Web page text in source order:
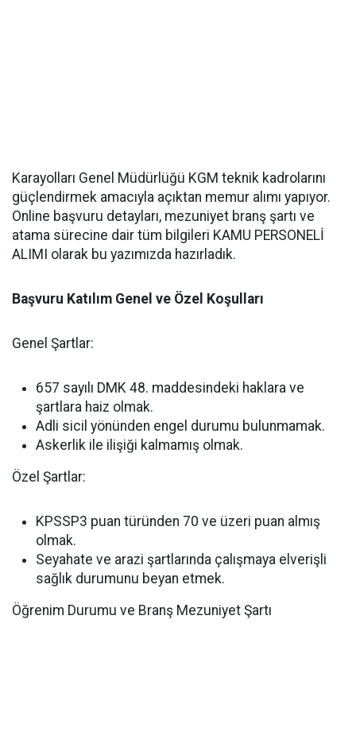
Karayolları Genel Müdürlüğü KGM teknik kadrolarını
güçlendirmek amacıyla açıktan memur alımı yapıyor.
Online başvuru detayları, mezuniyet branş şartı ve
atama sürecine dair tüm bilgileri KAMU PERSONELİ
ALIMI olarak bu yazımızda hazırladık.
Başvuru Katılım Genel ve Özel Koşulları
Genel Şartlar:
657 sayılı DMK 48. maddesindeki haklara ve
şartlara haiz olmak.
Adli sicil yönünden engel durumu bulunmamak.
Askerlik ile ilişiği kalmamış olmak.
Özel Şartlar:
KPSSP3 puan türünden 70 ve üzeri puan almış
olmak.
Seyahate ve arazi şartlarında çalışmaya elverişli
sağlık durumunu beyan etmek.
Öğrenim Durumu ve Branş Mezuniyet Şartı